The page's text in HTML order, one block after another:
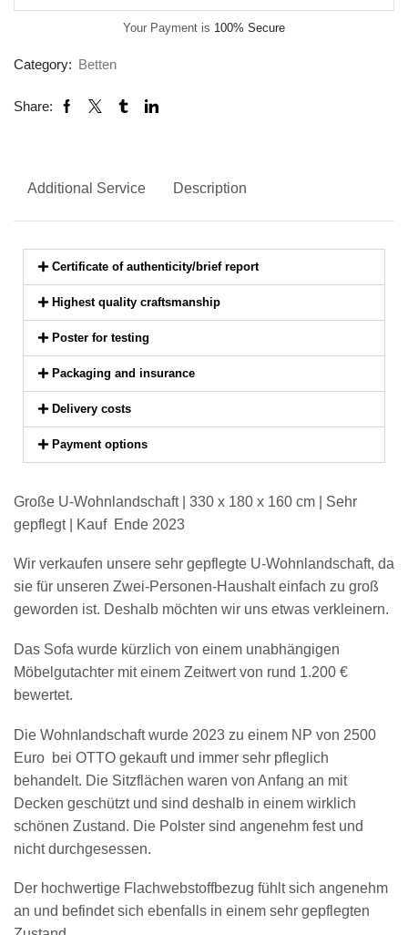
Your Payment is 100% Secure
Category: Betten
Share:
Additional Service Description
Certificate of authenticity/brief report
Highest quality craftsmanship
Poster for testing
Packaging and insurance
Delivery costs
Payment options
Große U-Wohnlandschaft | 330 x 180 x 160 cm | Sehr
gepflegt | Kauf Ende 2023
Wir verkaufen unsere sehr gepflegte U-Wohnlandschaft, da
sie für unseren Zwei-Personen-Haushalt einfach zu groß
geworden ist. Deshalb möchten wir uns etwas verkleinern.
Das Sofa wurde kürzlich von einem unabhängigen
Möbelgutachter mit einem Zeitwert von rund 1.200 €
bewertet.
Die Wohnlandschaft wurde 2023 zu einem NP von 2500
Euro bei OTTO gekauft und immer sehr pfleglich
behandelt. Die Sitzflächen waren von Anfang an mit
Decken geschützt und sind deshalb in einem wirklich
schönen Zustand. Die Polster sind angenehm fest und
nicht durchgesessen.
Der hochwertige Flachwebstoffbezug fühlt sich angenehm
an und befindet sich ebenfalls in einem sehr gepflegten